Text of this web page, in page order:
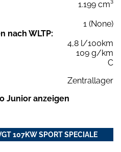
1.199 cm³
1 (None)
nach WLTP:
4,8 l/100km
109 g/km
C
Zentrallager
Junior anzeigen
107KW SPORT SPECIALE